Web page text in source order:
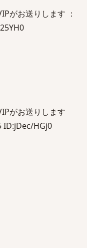
がお送りします ：
がお送りします
ID:jDec/HGj0